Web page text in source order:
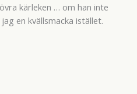
kärleken … om han inte
en kvällsmacka istället.